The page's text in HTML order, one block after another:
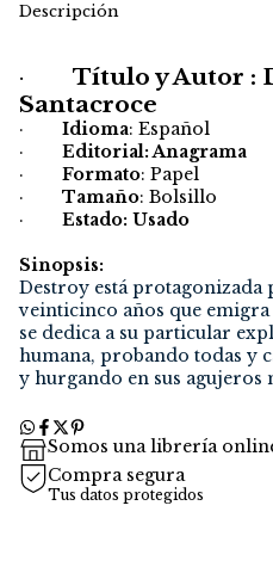
Descripción
· Título y Autor :
Santacroce
· Idioma: Español
· Editorial: Anagrama
· Formato: Papel
· Tamaño: Bolsillo
· Estado: Usado
Sinopsis:
Destroy está protagonizada
veinticinco años que
se dedica a su particular
humana, probando todas y
y hurgando en sus agujeros
Somos una librería
Compra segura
Tus datos protegidos